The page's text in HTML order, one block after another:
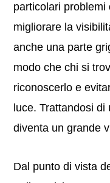
particolari problemi
migliorare la
anche una parte
modo che chi si
riconoscerlo e
luce. Trattandosi
diventa un grande
Dal punto di vista